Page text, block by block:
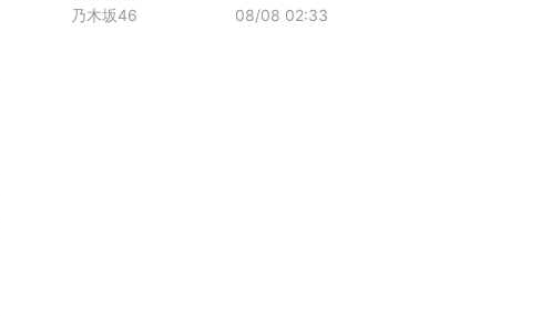
乃木坂46 08/08 02:33